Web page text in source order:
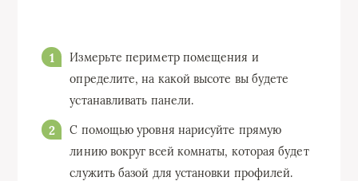
Измерьте периметр помещения и
определите, на какой высоте вы будете
устанавливать панели.
С помощью уровня нарисуйте прямую
линию вокруг всей комнаты, которая будет
служить базой для установки профилей.